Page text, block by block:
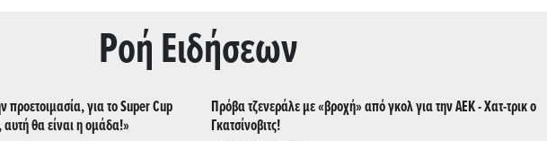
Ρoή Ειδήσεων
προετοιμασία, για το Super Cup
θα είναι η ομάδα!»
Πρόβα τζενεράλε με «βροχή» από γκολ για την ΑΕΚ - Χατ-τρικ ο
Γκατσίνοβιτς!